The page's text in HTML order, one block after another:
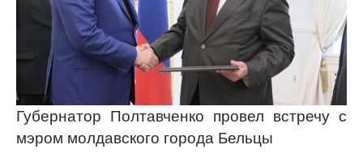
Губернатор Полтавченко провел встречу с
мэром молдавского города Бельцы